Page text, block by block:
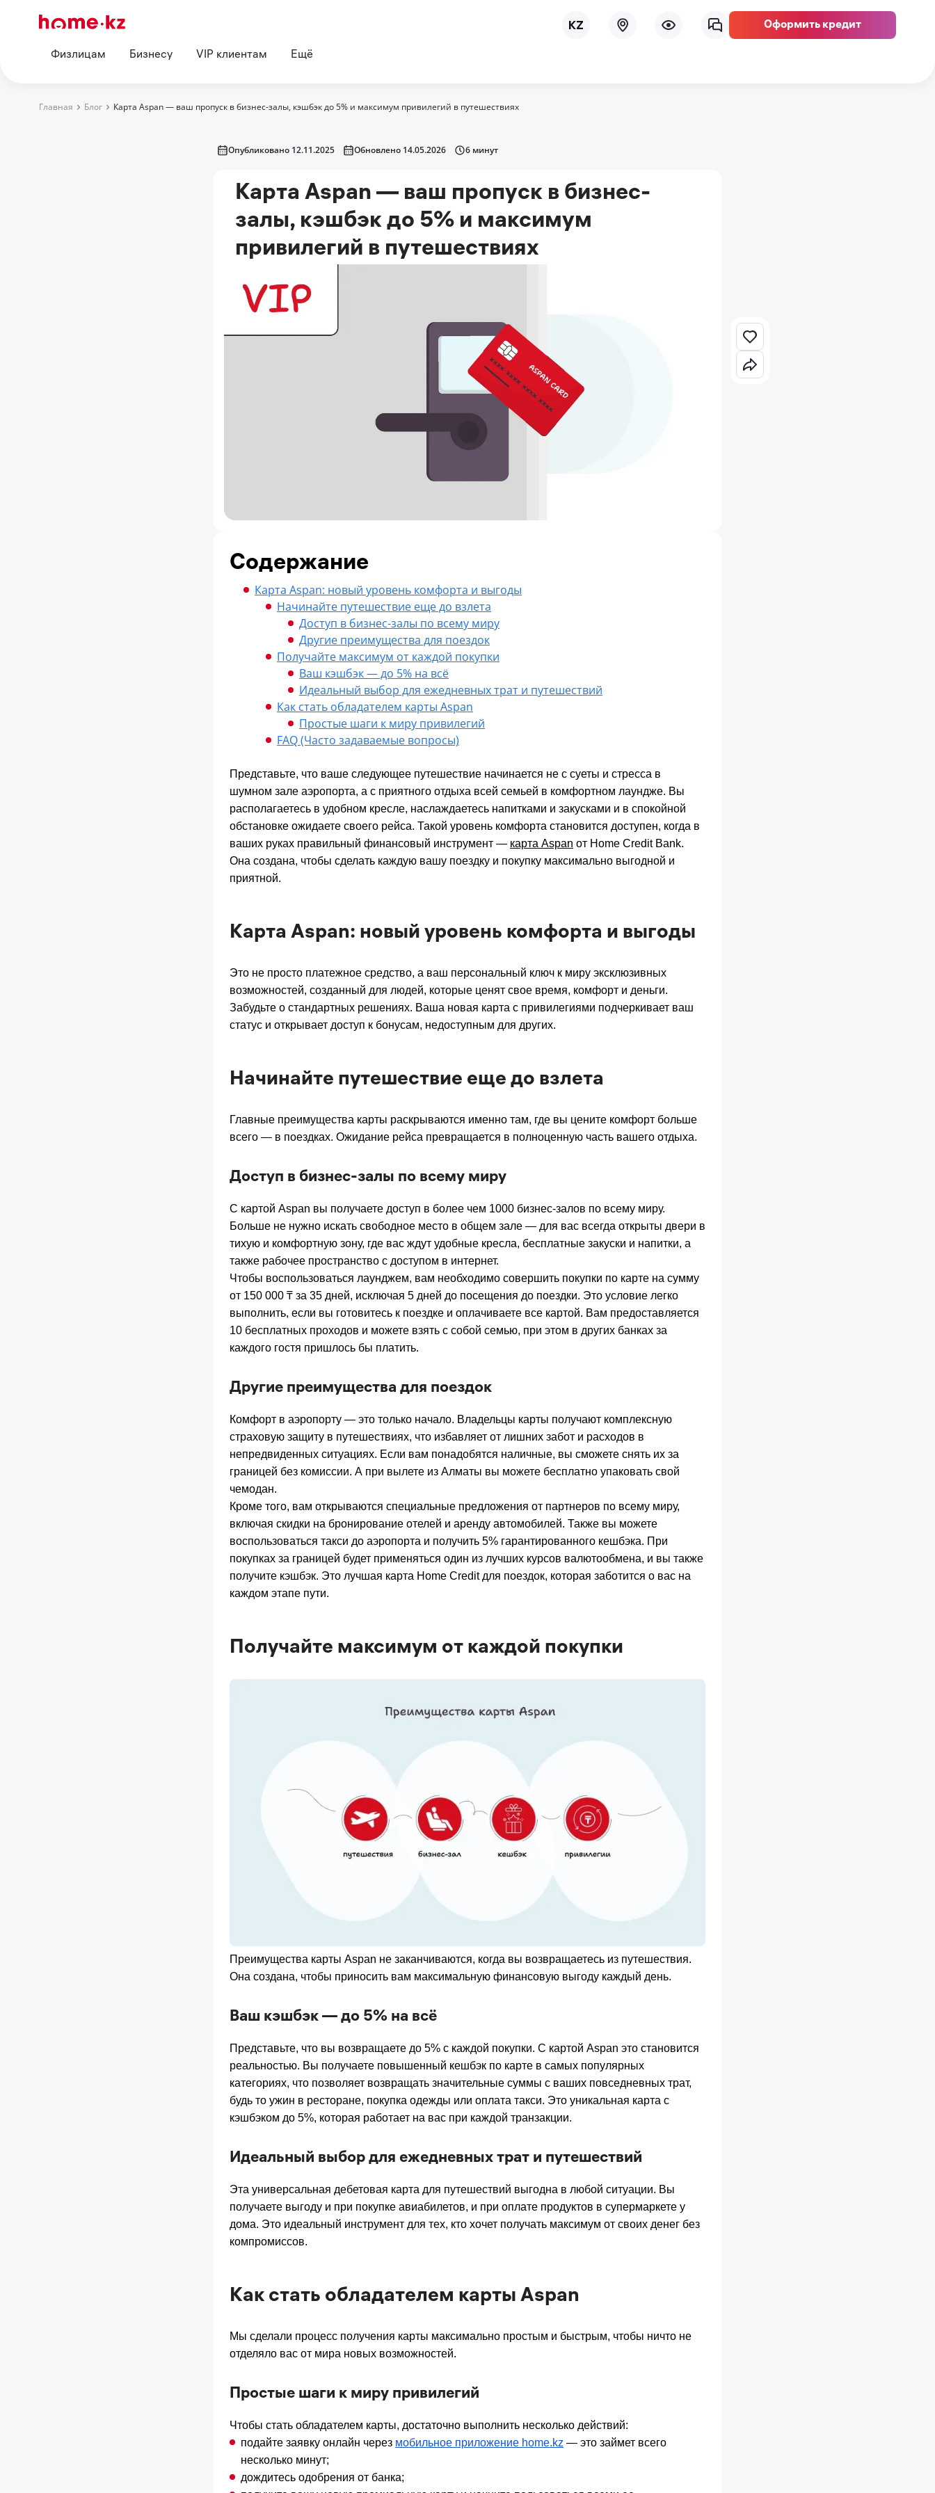
Оформить кредит
Физлицам Бизнесу VIP клиентам Ещё
Главная Блог Карта Aspan — ваш пропуск в бизнес-залы, кэшбэк до 5% и максимум привилегий в путешествиях
Опубликовано 12.11.2025 Обновлено 14.05.2026 6 минут
Карта Aspan — ваш пропуск в бизнес-
залы, кэшбэк до 5% и максимум
привилегий в путешествиях
Содержание
Карта Aspan: новый уровень комфорта и выгоды
Начинайте путешествие еще до взлета
Доступ в бизнес-залы по всему миру
Другие преимущества для поездок
Получайте максимум от каждой покупки
Ваш кэшбэк — до 5% на всё
Идеальный выбор для ежедневных трат и путешествий
Как стать обладателем карты Aspan
Простые шаги к миру привилегий
FAQ (Часто задаваемые вопросы)
Представьте, что ваше следующее путешествие начинается не с суеты и стресса в
шумном зале аэропорта, а с приятного отдыха всей семьей в комфортном лаундже. Вы
располагаетесь в удобном кресле, наслаждаетесь напитками и закусками и в спокойной
обстановке ожидаете своего рейса. Такой уровень комфорта становится доступен, когда в
ваших руках правильный финансовый инструмент — карта Aspan от Home Credit Bank.
Она создана, чтобы сделать каждую вашу поездку и покупку максимально выгодной и
приятной.
Карта Aspan: новый уровень комфорта и выгоды
Это не просто платежное средство, а ваш персональный ключ к миру эксклюзивных
возможностей, созданный для людей, которые ценят свое время, комфорт и деньги.
Забудьте о стандартных решениях. Ваша новая карта с привилегиями подчеркивает ваш
статус и открывает доступ к бонусам, недоступным для других.
Начинайте путешествие еще до взлета
Главные преимущества карты раскрываются именно там, где вы цените комфорт больше
всего — в поездках. Ожидание рейса превращается в полноценную часть вашего отдыха.
Доступ в бизнес-залы по всему миру
С картой Aspan вы получаете доступ в более чем 1000 бизнес-залов по всему миру.
Больше не нужно искать свободное место в общем зале — для вас всегда открыты двери в
тихую и комфортную зону, где вас ждут удобные кресла, бесплатные закуски и напитки, а
также рабочее пространство с доступом в интернет.
Чтобы воспользоваться лаунджем, вам необходимо совершить покупки по карте на сумму
от 150 000 ₸ за 35 дней, исключая 5 дней до посещения до поездки. Это условие легко
выполнить, если вы готовитесь к поездке и оплачиваете все картой. Вам предоставляется
10 бесплатных проходов и можете взять с собой семью, при этом в других банках за
каждого гостя пришлось бы платить.
Другие преимущества для поездок
Комфорт в аэропорту — это только начало. Владельцы карты получают комплексную
страховую защиту в путешествиях, что избавляет от лишних забот и расходов в
непредвиденных ситуациях. Если вам понадобятся наличные, вы сможете снять их за
границей без комиссии. А при вылете из Алматы вы можете бесплатно упаковать свой
чемодан.
Кроме того, вам открываются специальные предложения от партнеров по всему миру,
включая скидки на бронирование отелей и аренду автомобилей. Также вы можете
воспользоваться такси до аэропорта и получить 5% гарантированного кешбэка. При
покупках за границей будет применяться один из лучших курсов валютообмена, и вы также
получите кэшбэк. Это лучшая карта Home Credit для поездок, которая заботится о вас на
каждом этапе пути.
Получайте максимум от каждой покупки
Преимущества карты Aspan не заканчиваются, когда вы возвращаетесь из путешествия.
Она создана, чтобы приносить вам максимальную финансовую выгоду каждый день.
Ваш кэшбэк — до 5% на всё
Представьте, что вы возвращаете до 5% с каждой покупки. С картой Aspan это становится
реальностью. Вы получаете повышенный кешбэк по карте в самых популярных
категориях, что позволяет возвращать значительные суммы с ваших повседневных трат,
будь то ужин в ресторане, покупка одежды или оплата такси. Это уникальная карта с
кэшбэком до 5%, которая работает на вас при каждой транзакции.
Идеальный выбор для ежедневных трат и путешествий
Эта универсальная дебетовая карта для путешествий выгодна в любой ситуации. Вы
получаете выгоду и при покупке авиабилетов, и при оплате продуктов в супермаркете у
дома. Это идеальный инструмент для тех, кто хочет получать максимум от своих денег без
компромиссов.
Как стать обладателем карты Aspan
Мы сделали процесс получения карты максимально простым и быстрым, чтобы ничто не
отделяло вас от мира новых возможностей.
Простые шаги к миру привилегий
Чтобы стать обладателем карты, достаточно выполнить несколько действий:
подайте заявку онлайн через мобильное приложение home.kz — это займет всего
несколько минут;
дождитесь одобрения от банка;